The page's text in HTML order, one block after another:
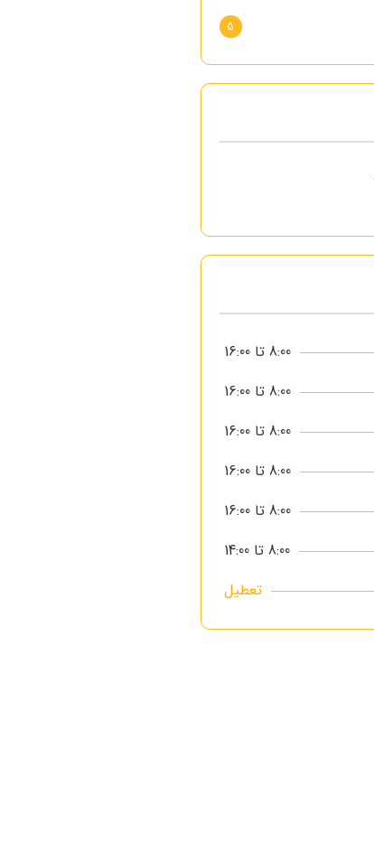
5
8:00 تا 16:00
8:00 تا 16:00
8:00 تا 16:00
8:00 تا 16:00
8:00 تا 16:00
8:00 تا 14:00
تعطیل